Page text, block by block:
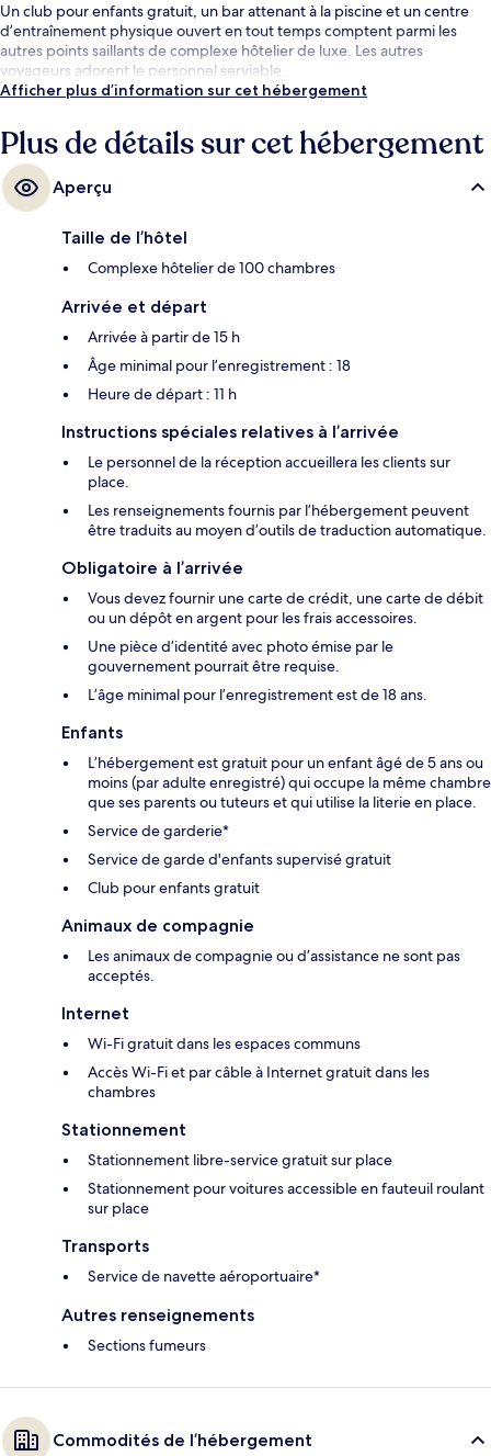
Un club pour enfants gratuit, un bar attenant à la piscine et un centre
d’entraînement physique ouvert en tout temps comptent parmi les
autres points saillants de complexe hôtelier de luxe. Les autres
voyageurs adorent le personnel serviable.
Afficher plus d’information sur cet hébergement
Plus de détails sur cet hébergement
Aperçu
Taille de l’hôtel
Complexe hôtelier de 100 chambres
Arrivée et départ
Arrivée à partir de 15 h
Âge minimal pour l’enregistrement : 18
Heure de départ : 11 h
Instructions spéciales relatives à l’arrivée
Le personnel de la réception accueillera les clients sur
place.
Les renseignements fournis par l’hébergement peuvent
être traduits au moyen d’outils de traduction automatique.
Obligatoire à l’arrivée
Vous devez fournir une carte de crédit, une carte de débit
ou un dépôt en argent pour les frais accessoires.
Une pièce d’identité avec photo émise par le
gouvernement pourrait être requise.
L’âge minimal pour l’enregistrement est de 18 ans.
Enfants
L’hébergement est gratuit pour un enfant âgé de 5 ans ou
moins (par adulte enregistré) qui occupe la même chambre
que ses parents ou tuteurs et qui utilise la literie en place.
Service de garderie*
Service de garde d'enfants supervisé gratuit
Club pour enfants gratuit
Animaux de compagnie
Les animaux de compagnie ou d’assistance ne sont pas
acceptés.
Internet
Wi-Fi gratuit dans les espaces communs
Accès Wi-Fi et par câble à Internet gratuit dans les
chambres
Stationnement
Stationnement libre-service gratuit sur place
Stationnement pour voitures accessible en fauteuil roulant
sur place
Transports
Service de navette aéroportuaire*
Autres renseignements
Sections fumeurs
Commodités de l’hébergement